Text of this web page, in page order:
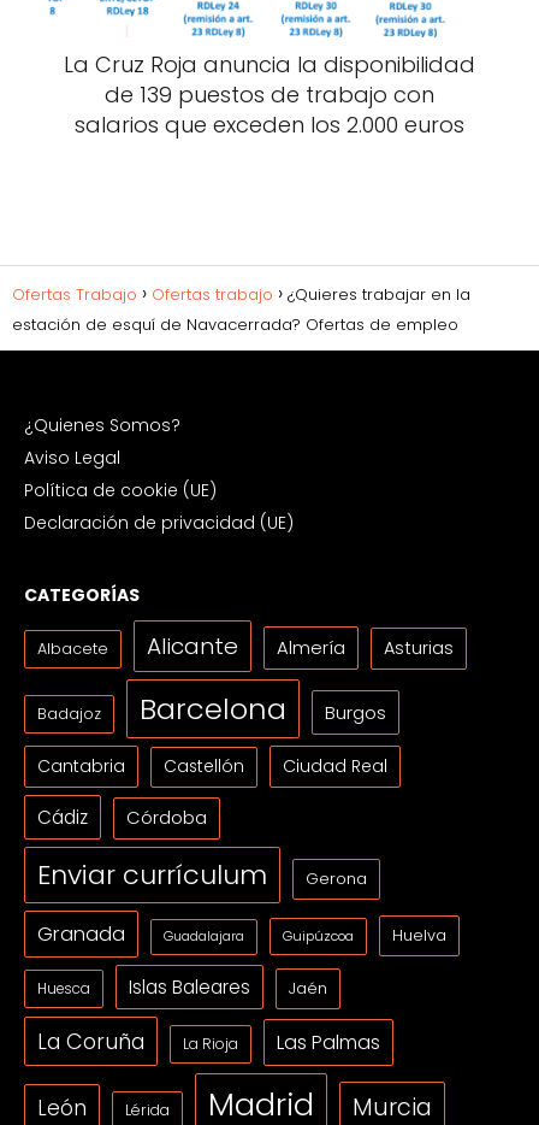
La Cruz Roja anuncia la disponibilidad
de 139 puestos de trabajo con
salarios que exceden los 2.000 euros
Ofertas Trabajo Ofertas trabajo
¿Quieres trabajar en la
estación de esquí de Navacerrada? Ofertas de empleo
¿Quienes Somos?
Aviso Legal
Política de cookie (UE)
Declaración de privacidad (UE)
CATEGORÍAS
Albacete Alicante Almería Asturias
Badajoz Barcelona Burgos
Cantabria Castellón Ciudad Real
Cádiz Córdoba
Enviar currículum Gerona
Granada Guadalajara Guipúzcoa Huelva
Huesca Islas Baleares Jaén
La Coruña La Rioja Las Palmas
León Lérida Madrid Murcia